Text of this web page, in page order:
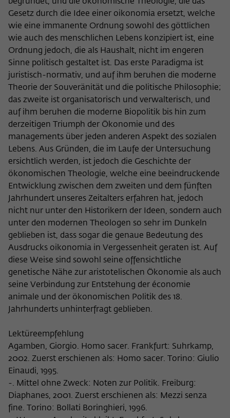
Gesetz durch die Idee einer oikonomia ersetzt, welche
wie eine immanente Ordnung sowohl des göttlichen
wie auch des menschlichen Lebens konzipiert ist, eine
Ordnung jedoch, die als Haushalt, nicht im engeren
Sinne politisch gestaltet ist. Das erste Paradigma ist
juristisch-normativ, und auf ihm beruhen die moderne
Theorie der Souveränität und die politische Philosophie;
das zweite ist organisatorisch und verwalterisch, und
auf ihm beruhen die moderne Biopolitik bis hin zum
derzeitigen Triumph der Ökonomie und des
managements über jeden anderen Aspekt des sozialen
Lebens. Aus Gründen, die im Laufe der Untersuchung
ersichtlich werden, ist jedoch die Geschichte der
ökonomischen Theologie, welche eine beeindruckende
Entwicklung zwischen dem zweiten und dem fünften
Jahrhundert unseres Zeitalters erfahren hat, jedoch
nicht nur unter den Historikern der Ideen, sondern auch
unter den modernen Theologen so sehr im Dunkeln
geblieben ist, dass sogar die genaue Bedeutung des
Ausdrucks oikonomia in Vergessenheit geraten ist. Auf
diese Weise sind sowohl seine offensichtliche
genetische Nähe zur aristotelischen Ökonomie als auch
seine Verbindung zur Entstehung der économie
animale und der ökonomischen Politik des 18.
Jahrhunderts unhinterfragt geblieben.
Lektüreempfehlung
Agamben, Giorgio. Homo sacer. Frankfurt: Suhrkamp,
2002. Zuerst erschienen als: Homo sacer. Torino: Giulio
Einaudi, 1995.
-. Mittel ohne Zweck: Noten zur Politik. Freiburg:
Diaphanes, 2001. Zuerst erschienen als: Mezzi senza
fine. Torino: Bollati Boringhieri, 1996.